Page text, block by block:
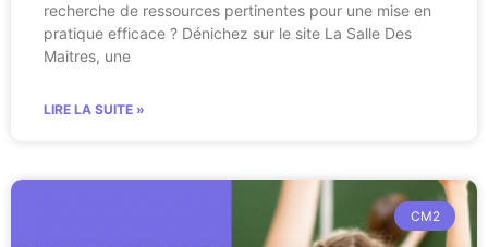
recherche de ressources pertinentes pour une mise en
pratique efficace ? Dénichez sur le site La Salle Des
Maitres, une
LIRE LA SUITE »
CM2